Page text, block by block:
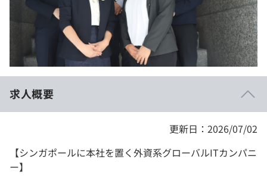
個人向けプラン
法人向けプラン
学校向けプラン
契約内容・クーポン
求人概要
更新日：2026/07/02
【シンガポールに本社を置く外資系グローバルITカンパニ
ー】